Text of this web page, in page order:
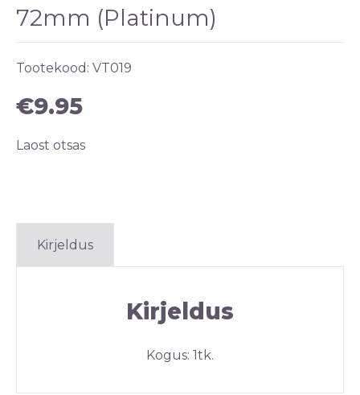
72mm (Platinum)
Tootekood: VT019
€9.95
Laost otsas
Kirjeldus
Kirjeldus
Kogus: 1tk.